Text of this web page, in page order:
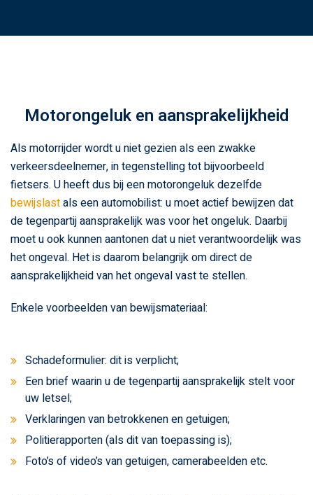
Motorongeluk en aansprakelijkheid
Als motorrijder wordt u niet gezien als een zwakke
verkeersdeelnemer, in tegenstelling tot bijvoorbeeld
fietsers. U heeft dus bij een motorongeluk dezelfde
bewijslastals een automobilist: u moet actief bewijzen dat
de tegenpartij aansprakelijk was voor het ongeluk. Daarbij
moet u ook kunnen aantonen dat u niet verantwoordelijk was
het ongeval. Het is daarom belangrijk om direct de
aansprakelijkheid van het ongeval vast te stellen.
Enkele voorbeelden van bewijsmateriaal:
Schadeformulier: dit is verplicht;
Een brief waarin u de tegenpartij aansprakelijk stelt voor
uw letsel;
Verklaringen van betrokkenen en getuigen;
Politierapporten (als dit van toepassing is);
Foto’s of video’s van getuigen, camerabeelden etc.